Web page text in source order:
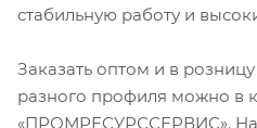
стабильную работу и
Заказать оптом и в
разного профиля можно в
«ПРОМРЕСУРССЕРВИС».